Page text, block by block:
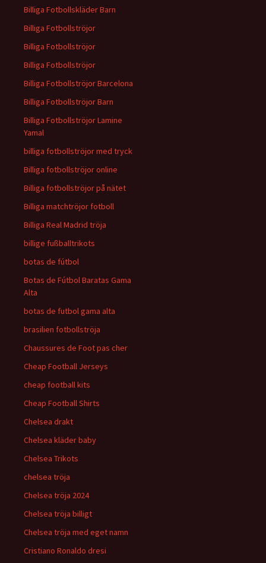
Billiga Fotbollskläder Barn
Billiga Fotbollströjor
Billiga Fotbollströjor
Billiga Fotbollströjor
Billiga Fotbollströjor Barcelona
Billiga Fotbollströjor Barn
Billiga Fotbollströjor Lamine
Yamal
billiga fotbollströjor med tryck
Billiga fotbollströjor online
Billiga fotbollströjor på nätet
Billiga matchtröjor fotboll
Billiga Real Madrid tröja
billige fußballtrikots
botas de fútbol
Botas de Fútbol Baratas Gama
Alta
botas de futbol gama alta
brasilien fotbollströja
Chaussures de Foot pas cher
Cheap Football Jerseys
cheap football kits
Cheap Football Shirts
Chelsea drakt
Chelsea kläder baby
Chelsea Trikots
chelsea tröja
Chelsea tröja 2024
Chelsea tröja billigt
Chelsea tröja med eget namn
Cristiano Ronaldo dresi